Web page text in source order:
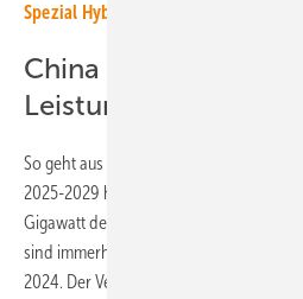
Spezial Hybrid-Kraftwerke 2025 ist
China baut mehr als
Leistung auf
So geht aus dem aktuellen Global
2025-2029 hervor, dass China – wie zu
Gigawatt den größten Teil der neuen
sind immerhin 55 Prozent der gesamten
2024. Der Verband geht davon aus,